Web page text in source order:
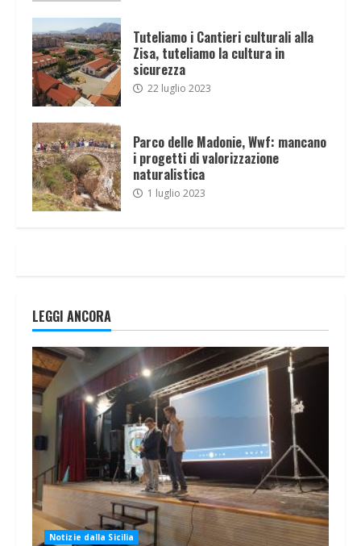
Tuteliamo i Cantieri culturali alla
Zisa, tuteliamo la cultura in
sicurezza
22 luglio 2023
Parco delle Madonie, Wwf: mancano
i progetti di valorizzazione
naturalistica
1 luglio 2023
LEGGI ANCORA
Notizie dalla Sicilia